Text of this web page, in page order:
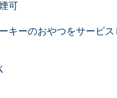
可
キーのおやつをサービ